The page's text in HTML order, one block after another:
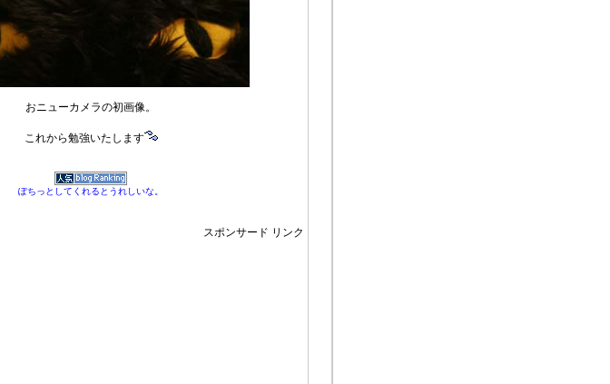
おニューカメラの初画像。
これから勉強いたします
ぽちっとしてくれるとうれしいな。
スポンサード リンク